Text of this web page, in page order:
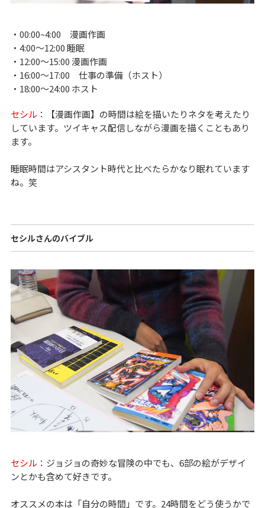
・00:00~4:00 漫画作画
・4:00～12:00 睡眠
・12:00～15:00 漫画作画
・16:00～17:00 仕事の準備（ホスト）
・18:00～24:00 ホスト
セシル ：【漫画作画】の時間は絵を描いたりネタを考えたり
しています。ツイキャス配信しながら漫画を描くこともあり
ます。
睡眠時間はアシスタント時代と比べたらかなり眠れています
ね。笑
セシルさんのバイブル
セシル ：ジョジョの奇妙な冒険の中でも、6部の絵がデザイ
ンとかも含めて好きです。
オススメの本は「自分の時間」です。24時間をどう使うかで